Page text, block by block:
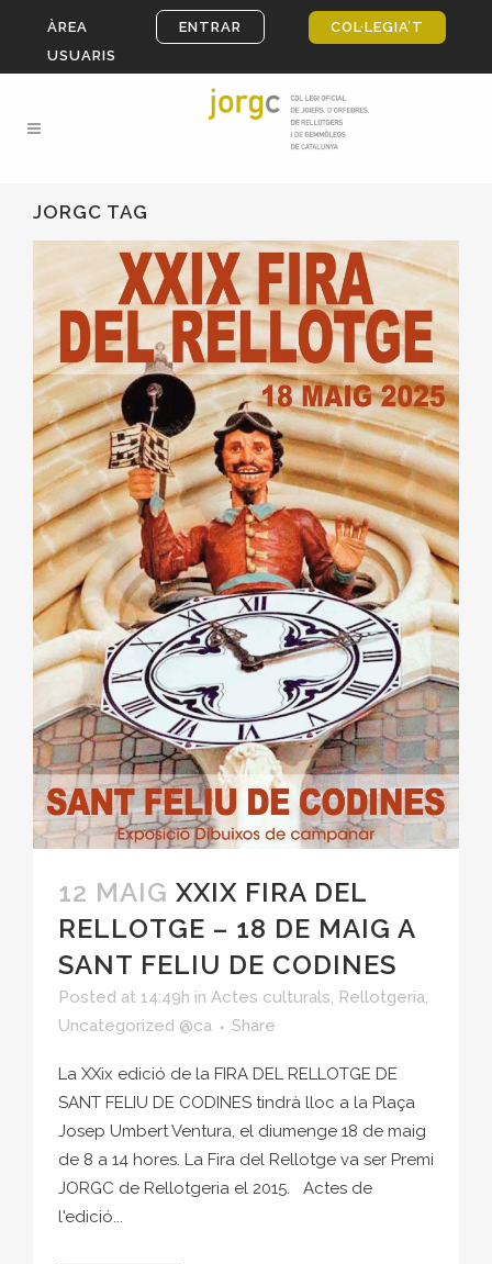
ÀREA
USUARIS
ENTRAR COL·LEGIA’T
JORGC TAG
12 MAIG XXIX FIRA DEL
RELLOTGE – 18 DE MAIG A
SANT FELIU DE CODINES
Posted at 14:49h in Actes culturals, Rellotgeria,
Uncategorized @ca
Share
La XXix edició de la FIRA DEL RELLOTGE DE
SANT FELIU DE CODINES tindrà lloc a la Plaça
Josep Umbert Ventura, el diumenge 18 de maig
de 8 a 14 hores. La Fira del Rellotge va ser Premi
JORGC de Rellotgeria el 2015. Actes de
l'edició...